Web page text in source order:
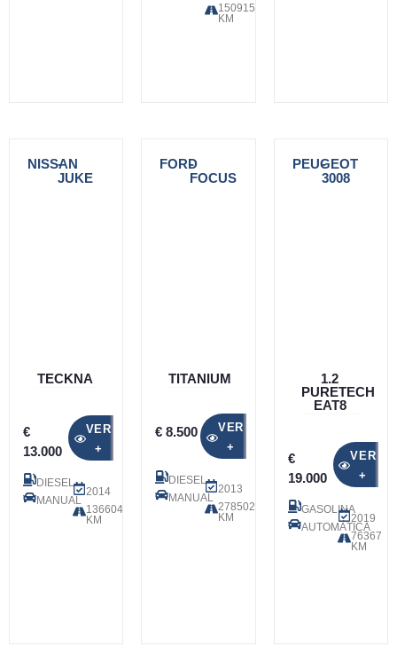
150915
KM
NISSAN
-
JUKE
TECKNA
€
13.000
VER
+
DIESEL
MANUAL
2014
136604
KM
FORD
-
FOCUS
TITANIUM
€ 8.500
VER
+
DIESEL
MANUAL
2013
278502
KM
PEUGEOT
-
3008
1.2
PURETECH
EAT8
€
19.000
VER
+
GASOLINA
AUTOMÁTICA
2019
76367
KM